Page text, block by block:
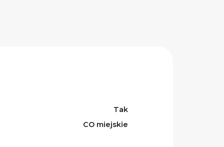
Tak
CO miejskie